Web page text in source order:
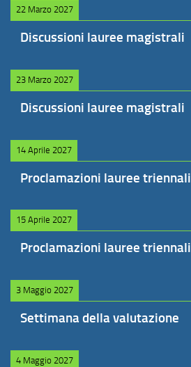
22 Marzo 2027
Discussioni lauree magistrali
23 Marzo 2027
Discussioni lauree magistrali
14 Aprile 2027
Proclamazioni lauree triennali
15 Aprile 2027
Proclamazioni lauree triennali
3 Maggio 2027
Settimana della valutazione
4 Maggio 2027